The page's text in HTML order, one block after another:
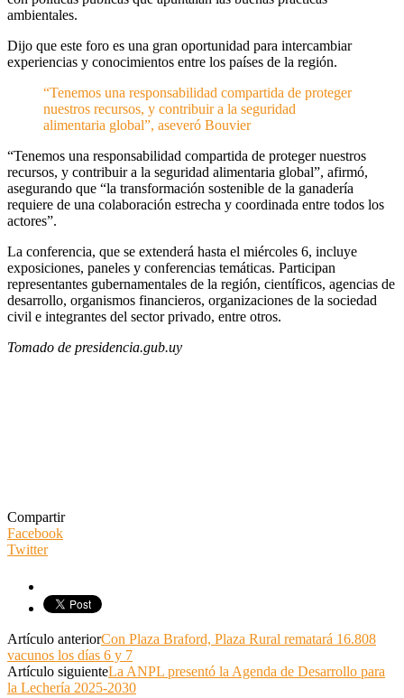
ambientales.
Dijo que este foro es una gran oportunidad para intercambiar
experiencias y conocimientos entre los países de la región.
“Tenemos una responsabilidad compartida de proteger
nuestros recursos, y contribuir a la seguridad
alimentaria global”, aseveró Bouvier
“Tenemos una responsabilidad compartida de proteger nuestros
recursos, y contribuir a la seguridad alimentaria global”, afirmó,
asegurando que “la transformación sostenible de la ganadería
requiere de una colaboración estrecha y coordinada entre todos los
actores”.
La conferencia, que se extenderá hasta el miércoles 6, incluye
exposiciones, paneles y conferencias temáticas. Participan
representantes gubernamentales de la región, científicos, agencias de
desarrollo, organismos financieros, organizaciones de la sociedad
civil e integrantes del sector privado, entre otros.
Tomado de presidencia.gub.uy
Compartir
Facebook
Twitter
Artículo anteriorCon Plaza Braford, Plaza Rural rematará 16.808
vacunos los días 6 y 7
Artículo siguienteLa ANPL presentó la Agenda de Desarrollo para
la Lechería 2025-2030